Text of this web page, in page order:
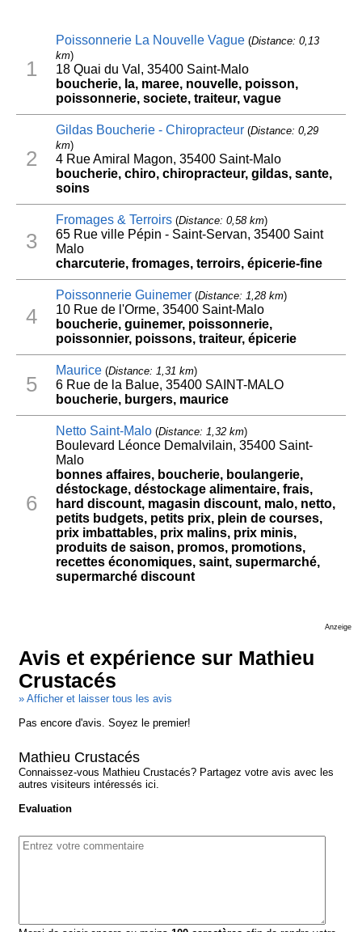
1
Poissonnerie La Nouvelle Vague(Distance: 0,13
km)
18 Quai du Val, 35400 Saint-Malo
boucherie, la, maree, nouvelle, poisson,
poissonnerie, societe, traiteur, vague
2
Gildas Boucherie - Chiropracteur(Distance: 0,29
km)
4 Rue Amiral Magon, 35400 Saint-Malo
boucherie, chiro, chiropracteur, gildas, sante,
soins
3
Fromages & Terroirs(Distance: 0,58 km)
65 Rue ville Pépin - Saint-Servan, 35400 Saint
Malo
charcuterie, fromages, terroirs, épicerie-fine
4
Poissonnerie Guinemer(Distance: 1,28 km)
10 Rue de l'Orme, 35400 Saint-Malo
boucherie, guinemer, poissonnerie,
poissonnier, poissons, traiteur, épicerie
5
Maurice(Distance: 1,31 km)
6 Rue de la Balue, 35400 SAINT-MALO
boucherie, burgers, maurice
6
Netto Saint-Malo(Distance: 1,32 km)
Boulevard Léonce Demalvilain, 35400 Saint-
Malo
bonnes affaires, boucherie, boulangerie,
déstockage, déstockage alimentaire, frais,
hard discount, magasin discount, malo, netto,
petits budgets, petits prix, plein de courses,
prix imbattables, prix malins, prix minis,
produits de saison, promos, promotions,
recettes économiques, saint, supermarché,
supermarché discount
Anzeige
Avis et expérience sur Mathieu
Crustacés
» Afficher et laisser tous les avis
Pas encore d'avis. Soyez le premier!
Mathieu Crustacés
Connaissez-vous Mathieu Crustacés? Partagez votre avis avec les
autres visiteurs intéressés ici.
Evaluation